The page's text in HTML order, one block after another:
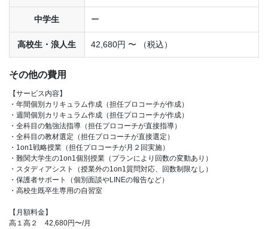
中学生 ー
高校生・浪人生 42,680円 〜 （税込）
その他の費用
【サービス内容】
・年間個別カリキュラム作成（担任プロコーチが作成）
・週間個別カリキュラム作成（担任プロコーチが作成）
・全科目の勉強法指導（担任プロコーチが直接指導）
・全科目の教材選定（担任プロコーチが直接選定）
・1on1戦略授業（担任プロコーチが月２回実施）
・難関大学生の1on1個別授業（プランにより回数の変動あり）
・スタディアシスト（授業外の1on1質問対応、回数制限なし）
・保護者サポート（個別面談やLINEの報告など）
・高校生既卒生専用の自習室
【月額料金】
高１高２ 42,680円〜/月